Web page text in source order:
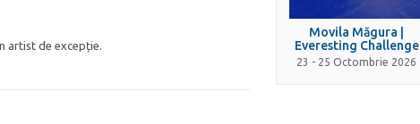
artist de excepție.
Movila Măgura |
Everesting Challenge
23 - 25 Octombrie 2026